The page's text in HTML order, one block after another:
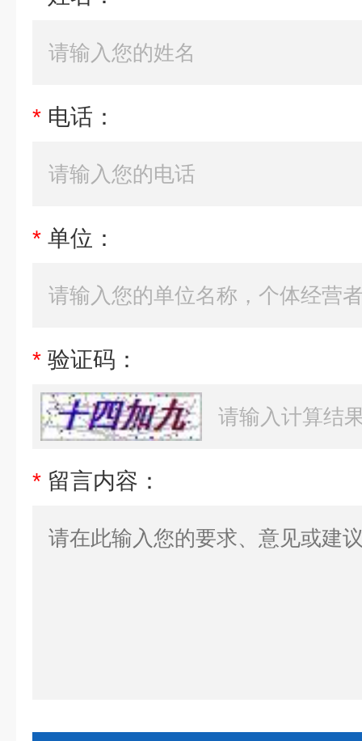
* 电话：
* 单位：
* 验证码：
* 留言内容：